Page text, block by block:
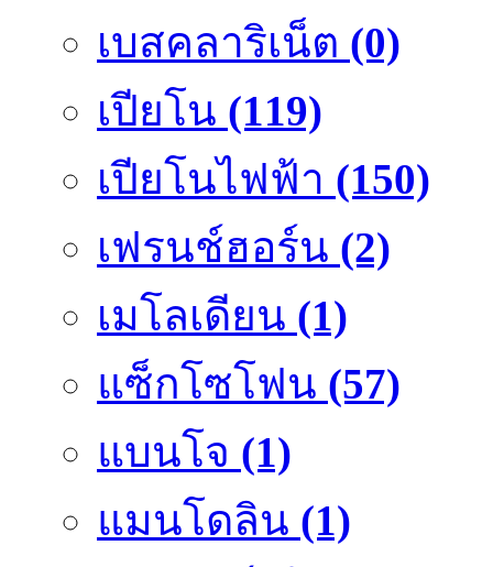
เบสคลาริเน็ต (0)
เปียโน (119)
เปียโนไฟฟ้า (150)
เฟรนช์ฮอร์น (2)
เมโลเดียน (1)
แซ็กโซโฟน (57)
แบนโจ (1)
แมนโดลิน (1)